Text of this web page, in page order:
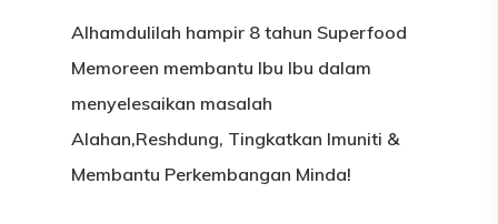
Alhamdulilah hampir 8 tahun Superfood
Memoreen membantu Ibu Ibu dalam
menyelesaikan masalah
Alahan,Reshdung, Tingkatkan Imuniti &
Membantu Perkembangan Minda!